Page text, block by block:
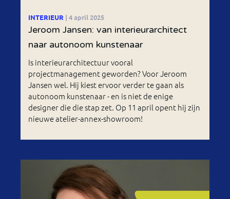
INTERIEUR | 4 april 2025
Jeroom Jansen: van interieurarchitect
naar autonoom kunstenaar
Is interieurarchitectuur vooral
projectmanagement geworden? Voor Jeroom
Jansen wel. Hij kiest ervoor verder te gaan als
autonoom kunstenaar - en is niet de enige
designer die die stap zet. Op 11 april opent hij zijn
nieuwe atelier-annex-showroom!